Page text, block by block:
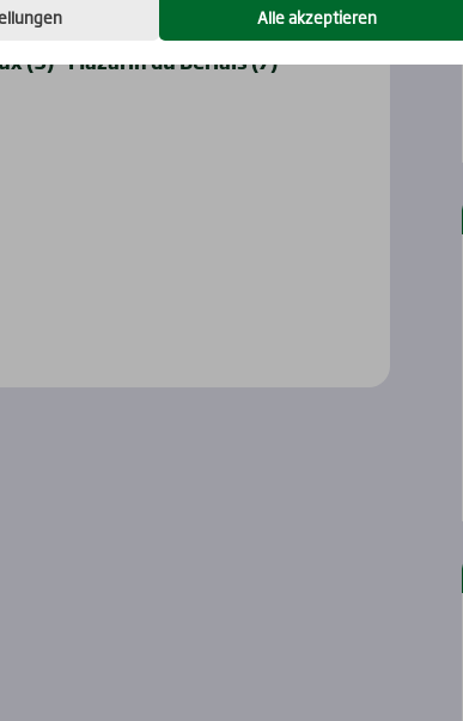
(4) - Heloy Delabarriere (2)
(9) - Mazarin du Berlais (7)
Alle akzeptieren